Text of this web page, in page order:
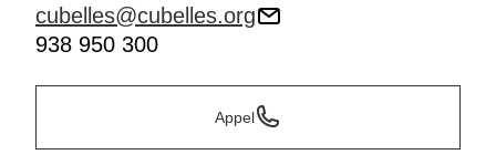
cubelles@cubelles.org
938 950 300
Appel